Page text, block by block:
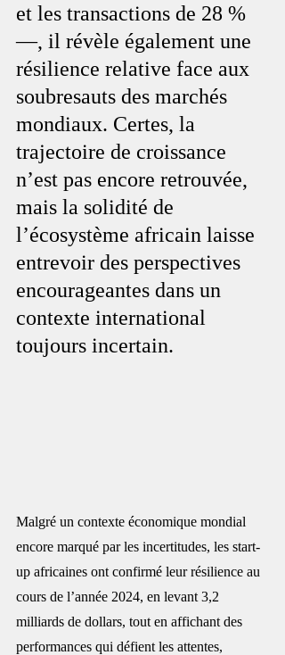
et les transactions de 28 %
—, il révèle également une
résilience relative face aux
soubresauts des marchés
mondiaux. Certes, la
trajectoire de croissance
n’est pas encore retrouvée,
mais la solidité de
l’écosystème africain laisse
entrevoir des perspectives
encourageantes dans un
contexte international
toujours incertain.
Malgré un contexte économique mondial
encore marqué par les incertitudes, les start-
up africaines ont confirmé leur résilience au
cours de l’année 2024, en levant 3,2
milliards de dollars, tout en affichant des
performances qui défient les attentes,